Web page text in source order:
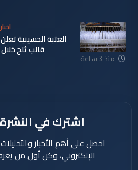
منذ 3 ساعة
قالب ثلج خلال
اشترك في النشرة
احصل على أهم الأخبار
الإلكتروني، وكن أول من